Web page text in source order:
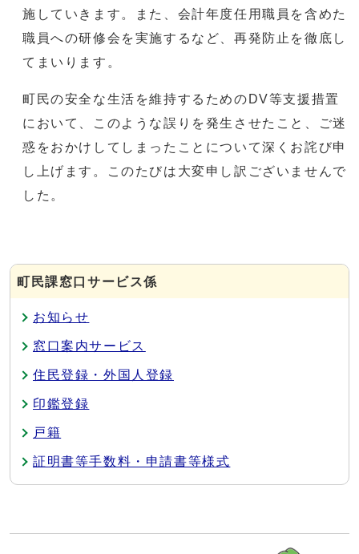
施していきます。また、会計年度任用職員を含めた
職員への研修会を実施するなど、再発防止を徹底し
てまいります。
町民の安全な生活を維持するためのDV等支援措置
において、このような誤りを発生させたこと、ご迷
惑をおかけしてしまったことについて深くお詫び申
し上げます。このたびは大変申し訳ございませんで
した。
町民課窓口サービス係
お知らせ
窓口案内サービス
住民登録・外国人登録
印鑑登録
戸籍
証明書等手数料・申請書等様式